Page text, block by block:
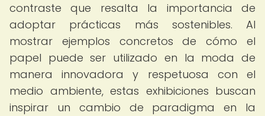
contraste que resalta la importancia de
adoptar prácticas más sostenibles. Al
mostrar ejemplos concretos de cómo el
papel puede ser utilizado en la moda de
manera innovadora y respetuosa con el
medio ambiente, estas exhibiciones buscan
inspirar un cambio de paradigma en la